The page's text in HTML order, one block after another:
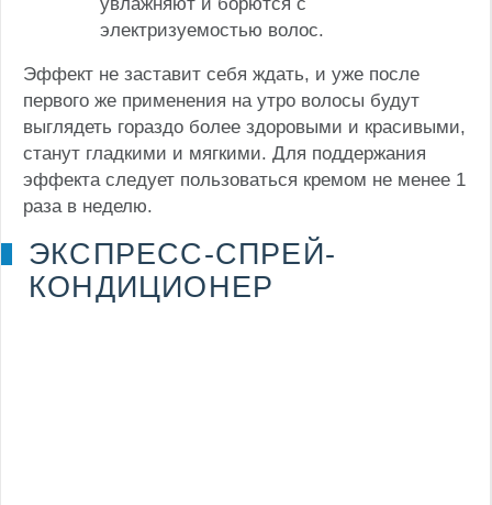
электризуемостью волос.
Эффект не заставит себя ждать, и уже после
первого же применения на утро волосы будут
выглядеть гораздо более здоровыми и красивыми,
станут гладкими и мягкими. Для поддержания
эффекта следует пользоваться кремом не менее 1
раза в неделю.
ЭКСПРЕСС-СПРЕЙ-
КОНДИЦИОНЕР